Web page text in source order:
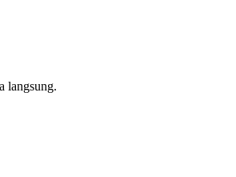
langsung.